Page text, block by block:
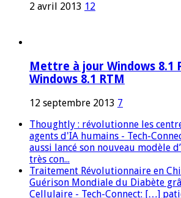
2 avril 2013 12
Mettre à jour Windows 8.1
Windows 8.1 RTM
12 septembre 2013 7
Thoughtly : révolutionne les
agents d'IA humains - Tech-
aussi lancé son nouveau modèle
très con...
Traitement Révolutionnaire en
Guérison Mondiale du Diabète
Cellulaire - Tech-Connect: […]